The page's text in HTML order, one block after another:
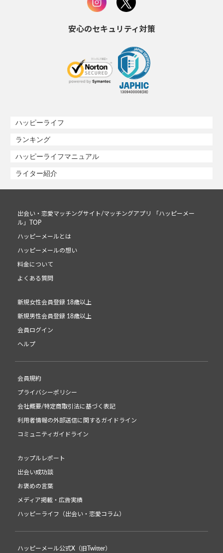
安心のセキュリティ対策
ハッピーライフ
ランキング
ハッピーライフマニュアル
ライター紹介
出会い・恋愛マッチングサイト/マッチングアプリ 「ハッピーメー
ル」TOP
ハッピーメールとは
ハッピーメールの想い
料金について
よくある質問
新規女性会員登録 18歳以上
新規男性会員登録 18歳以上
会員ログイン
ヘルプ
会員規約
プライバシーポリシー
会社概要/特定商取引法に基づく表記
利用者情報の外部送信に関するガイドライン
コミュニティガイドライン
カップルレポート
出会い成功談
お褒めの言葉
メディア掲載・広告実績
ハッピーライフ（出会い・恋愛コラム）
ハッピーメール公式X（旧Twitter）